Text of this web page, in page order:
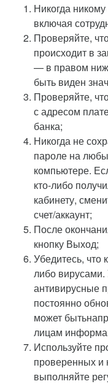
Никогда
включая
Проверяйте,
происходит в
— в правом
быть виден
Проверяйте,
с адресом
банка;
Никогда не
пароле на
компьютере.
кто-либо
кабинету,
счет/аккаунт;
После
кнопку Выход;
Убедитесь, что
либо вирусами.
антивирусные
постоянно
может
лицам
Используйте
проверенных и
выполняйте